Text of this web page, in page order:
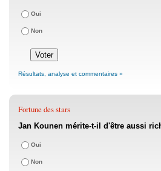
Oui
Non
Résultats, analyse et commentaires »
Fortune des stars
Jan Kounen mérite-t-il d'être aussi
Oui
Non